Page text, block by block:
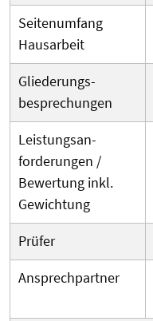
Seitenumfang
Hausarbeit
Gliederungs­
besprechungen
Leistungsan­
forderungen /
Bewertung inkl.
Gewichtung
Prüfer
Ansprechpartner